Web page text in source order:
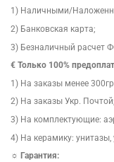
1) Наличными/
2) Банковская карта;
3) Безналичный расчет
€ Только 100%
1) На заказы менее
2) На заказы Укр. Почтой;
3) На комплектующие:
4) На керамику:
☼ Гарантия: